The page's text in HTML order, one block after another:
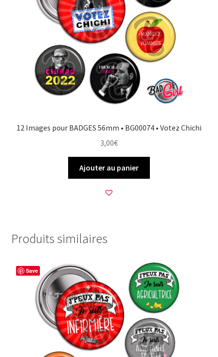
12 Images pour BADGES 56mm • BG00074 • Votez Chichi
3,00€
Ajouter au panier
Produits similaires
Save